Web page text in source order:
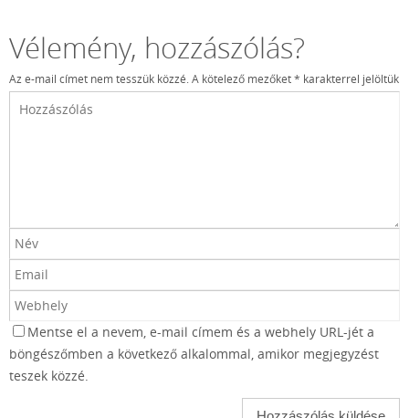
Vélemény, hozzászólás?
Az e-mail címet nem tesszük közzé.A kötelező mezőket* karakterrel jelöltük
Mentse el a nevem, e-mail címem és a webhely URL-jét a
böngészőmben a következő alkalommal, amikor megjegyzést
teszek közzé.